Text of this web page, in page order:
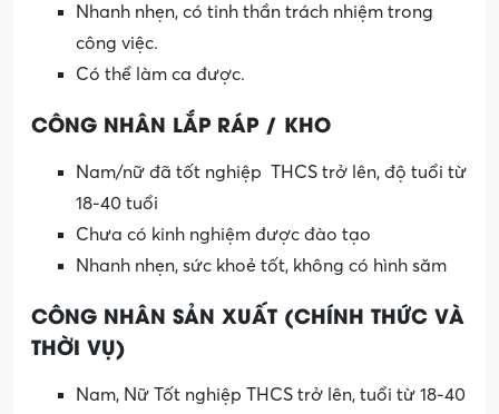
Nhanh nhẹn, có tinh thần trách nhiệm trong
công việc.
Có thể làm ca được.
CÔNG NHÂN LẮP RÁP / KHO
Nam/nữ đã tốt nghiệp THCS trở lên, độ tuổi từ
18-40 tuổi
Chưa có kinh nghiệm được đào tạo
Nhanh nhẹn, sức khoẻ tốt, không có hình săm
CÔNG NHÂN SẢN XUẤT (CHÍNH THỨC VÀ
THỜI VỤ)
Nam, Nữ Tốt nghiệp THCS trở lên, tuổi từ 18-40